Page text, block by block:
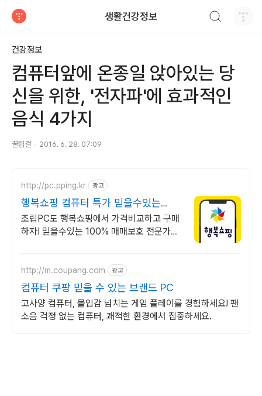
생활건강정보
건강정보
컴퓨터앞에 온종일 앉아있는 당
신을 위한, '전자파'에 효과적인
음식 4가지
꿀팁걸 2016. 6. 28. 07:09
http://pc.pping.kr 광고
행복쇼핑 컴퓨터 특가 믿을수있는
100% 매매보호
조립PC도 행복쇼핑에서 가격비교하고 구매
하자! 믿을수있는 100% 매매보호 전문가의
http://m.coupang.com 광고
컴퓨터 쿠팡 믿을 수 있는 브랜드 PC
고사양 컴퓨터, 몰입감 넘치는 게임 플레이를 경험하세요! 팬
소음 걱정 없는 컴퓨터, 쾌적한 환경에서 집중하세요.